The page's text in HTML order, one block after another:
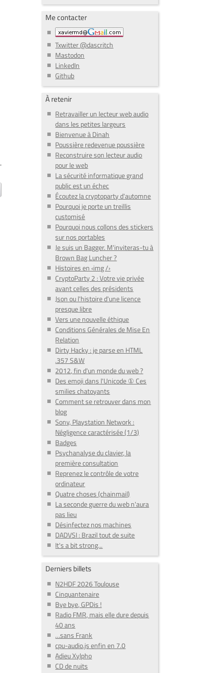
Me contacter
Txwitter @dascritch
Mastodon
LinkedIn
Github
À retenir
Retravailler un lecteur web audio
dans les petites largeurs
Bienvenue à Dinah
Poussière redevenue poussière
Reconstruire son lecteur audio
pour le web
La sécurité informatique grand
public est un échec
Écoutez la cryptoparty d'automne
Pourquoi je porte un treillis
customisé
Pourquoi nous collons des stickers
sur nos portables
Je suis un Bagger. M'inviteras-tu à
Brown Bag Luncher ?
Histoires en ‹img /›
CryptoParty 2 : Votre vie privée
avant celles des présidents
Json ou l'histoire d'une licence
presque libre
Vers une nouvelle éthique
Conditions Générales de Mise En
Relation
Dirty Hacky : je parse en HTML
.357 S&W
2012, fin d'un monde du web ?
Des emoji dans l'Unicode ① Ces
smilies chatoyants
Comment se retrouver dans mon
blog
Sony, Playstation Network :
Négligence caractérisée (1/3)
Badges
Psychanalyse du clavier, la
première consultation
Reprenez le contrôle de votre
ordinateur
Quatre choses (chainmail)
La seconde guerre du web n'aura
pas lieu
Désinfectez nos machines
DADVSI : Brazil tout de suite
It's a bit strong...
Derniers billets
N2HDF 2026 Toulouse
Cinquantenaire
Bye bye, GPDis !
Radio FMR, mais elle dure depuis
40 ans
…sans Frank
cpu-audio.js enfin en 7.0
Adieu Xylpho
CD de nuits